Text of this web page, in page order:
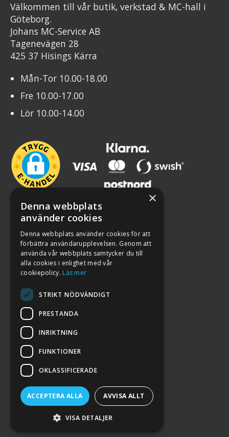
Välkommen till vår butik, verkstad & MC-hall i
Göteborg.
Johans MC-Service AB
Tagenevägen 28
425 37 Hisings Kärra
Mån-Tor 10.00-18.00
Fre 10.00-17.00
Lör 10.00-14.00
2026. ALL RIGHTS RESERVED.
POWERED BY EMPORI CMS
×
Denna webbplats
använder cookies
Denna webbplats använder cookies för att
förbättra användarupplevelsen. Genom att
använda vår webbplats samtycker du till
alla cookies i enlighet med vår
cookiepolicy. Läs mer
STRIKT NÖDVÄNDIGT
PRESTANDA
INRIKTNING
FUNKTIONER
OKLASSIFICERADE
ACCEPTERA ALLA AVVISA ALLT
VISA DETALJER